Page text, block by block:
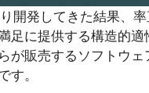
開発してきた結果、
足に提供する構造的
が販売するソフトウ
。